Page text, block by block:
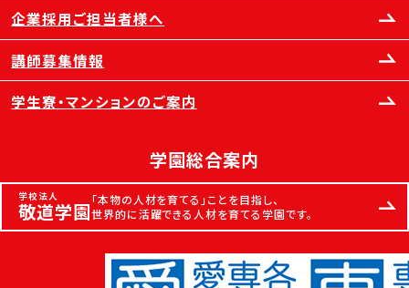
企業採用ご担当者様へ
講師募集情報
学生寮・マンションのご案内
学園総合案内
学校法人
敬道学園「本物の人材を育てる」ことを目指し、
世界的に活躍できる人材を育てる学園です。